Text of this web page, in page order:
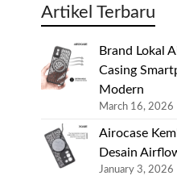
Artikel Terbaru
Brand Lokal
Casing
Modern
March 16, 2026
Airocase
Desain
January 3, 2026